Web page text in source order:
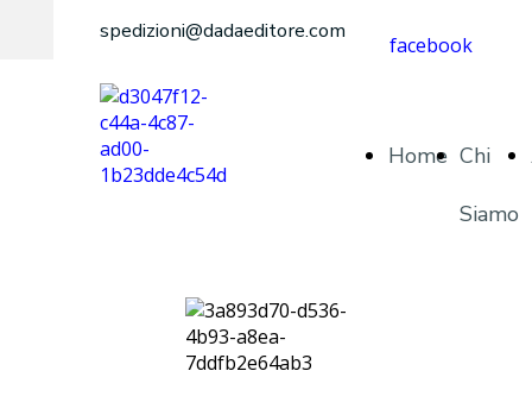
facebook
spedizioni@dadaeditore.com
Home Chi
Siamo